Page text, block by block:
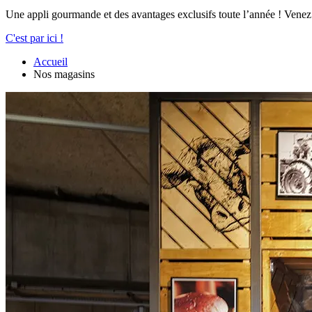
Une appli gourmande et des avantages exclusifs toute l’année !
C'est par ici !
Accueil
Nos magasins